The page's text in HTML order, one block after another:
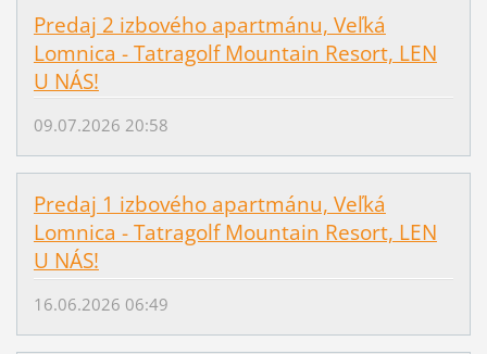
Predaj 2 izbového apartmánu, Veľká
Lomnica - Tatragolf Mountain Resort, LEN
U NÁS!
09.07.2026 20:58
Predaj 1 izbového apartmánu, Veľká
Lomnica - Tatragolf Mountain Resort, LEN
U NÁS!
16.06.2026 06:49